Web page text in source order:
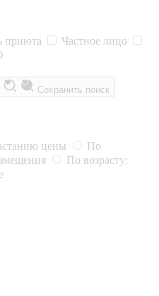
приюта
Частное лицо
Сохранить поиск
цены
По
По возрасту: